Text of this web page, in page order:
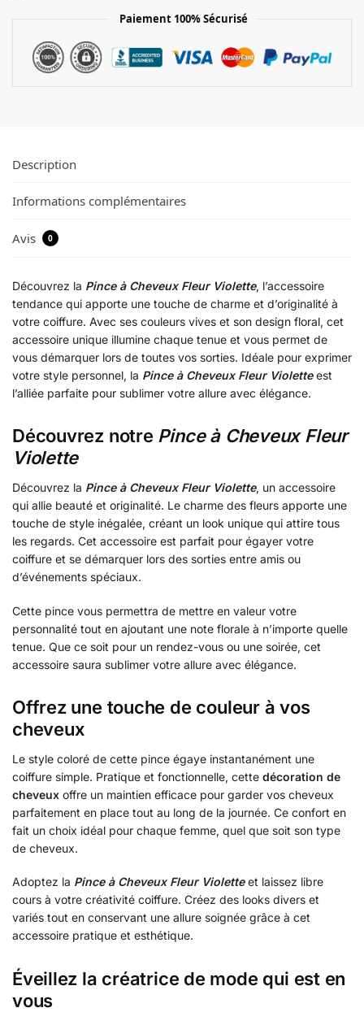
Paiement 100% Sécurisé
Description
Informations complémentaires
Avis 0
Découvrez la Pince à Cheveux Fleur Violette, l’accessoire
tendance qui apporte une touche de charme et d’originalité à
votre coiffure. Avec ses couleurs vives et son design floral, cet
accessoire unique illumine chaque tenue et vous permet de
vous démarquer lors de toutes vos sorties. Idéale pour exprimer
votre style personnel, la Pince à Cheveux Fleur Violetteest
l’alliée parfaite pour sublimer votre allure avec élégance.
Découvrez notre Pince à Cheveux Fleur
Violette
Découvrez la Pince à Cheveux Fleur Violette, un accessoire
qui allie beauté et originalité. Le charme des fleurs apporte une
touche de style inégalée, créant un look unique qui attire tous
les regards. Cet accessoire est parfait pour égayer votre
coiffure et se démarquer lors des sorties entre amis ou
d’événements spéciaux.
Cette pince vous permettra de mettre en valeur votre
personnalité tout en ajoutant une note florale à n’importe quelle
tenue. Que ce soit pour un rendez-vous ou une soirée, cet
accessoire saura sublimer votre allure avec élégance.
Offrez une touche de couleur à vos
cheveux
Le style coloré de cette pince égaye instantanément une
coiffure simple. Pratique et fonctionnelle, cette décoration de
cheveux offre un maintien efficace pour garder vos cheveux
parfaitement en place tout au long de la journée. Ce confort en
fait un choix idéal pour chaque femme, quel que soit son type
de cheveux.
Adoptez la Pince à Cheveux Fleur Violetteet laissez libre
cours à votre créativité coiffure. Créez des looks divers et
variés tout en conservant une allure soignée grâce à cet
accessoire pratique et esthétique.
Éveillez la créatrice de mode qui est en
vous